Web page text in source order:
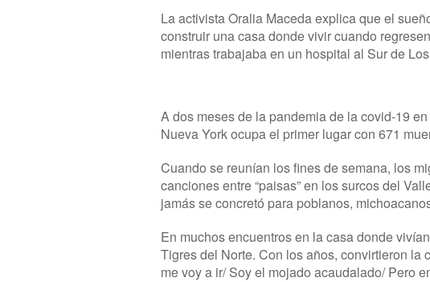
La activista Oralia Maceda explica que el
construir una casa donde vivir cuando
mientras trabajaba en un hospital al Sur de
A dos meses de la pandemia de la covid-19
Nueva York ocupa el primer lugar con 671
Cuando se reunían los fines de semana, los
canciones entre “paisas” en los surcos del
jamás se concretó para poblanos,
En muchos encuentros en la casa donde
Tigres del Norte. Con los años, convirtieron la
me voy a ir/ Soy el mojado acaudalado/ Pero